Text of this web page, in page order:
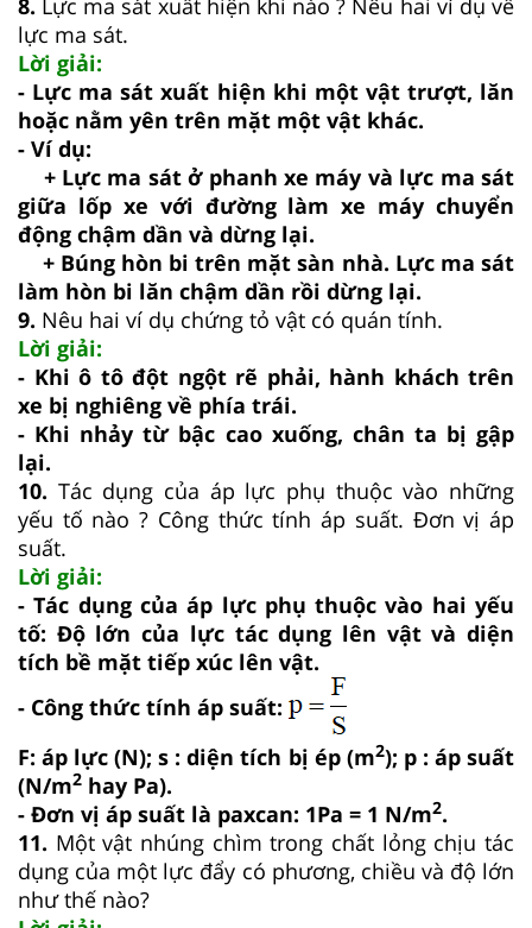
lực ma sát.
Lời giải:
- Lực ma sát xuất hiện khi một vật trượt, lăn
hoặc nằm yên trên mặt một vật khác.
- Ví dụ:
+ Lực ma sát ở phanh xe máy và lực ma sát
giữa lốp xe với đường làm xe máy chuyển
động chậm dần và dừng lại.
+ Búng hòn bi trên mặt sàn nhà. Lực ma sát
làm hòn bi lăn chậm dần rồi dừng lại.
9. Nêu hai ví dụ chứng tỏ vật có quán tính.
Lời giải:
- Khi ô tô đột ngột rẽ phải, hành khách trên
xe bị nghiêng về phía trái.
- Khi nhảy từ bậc cao xuống, chân ta bị gập
lại.
10. Tác dụng của áp lực phụ thuộc vào những
yếu tố nào ? Công thức tính áp suất. Đơn vị áp
suất.
Lời giải:
- Tác dụng của áp lực phụ thuộc vào hai yếu
tố: Độ lớn của lực tác dụng lên vật và diện
tích bề mặt tiếp xúc lên vật.
- Công thức tính áp suất:
F: áp lực (N); s : diện tích bị ép (m2); p : áp suất
(N/m2 hay Pa).
- Đơn vị áp suất là paxcan: 1Pa = 1 N/m2.
11. Một vật nhúng chìm trong chất lỏng chịu tác
dụng của một lực đẩy có phương, chiều và độ lớn
như thế nào?